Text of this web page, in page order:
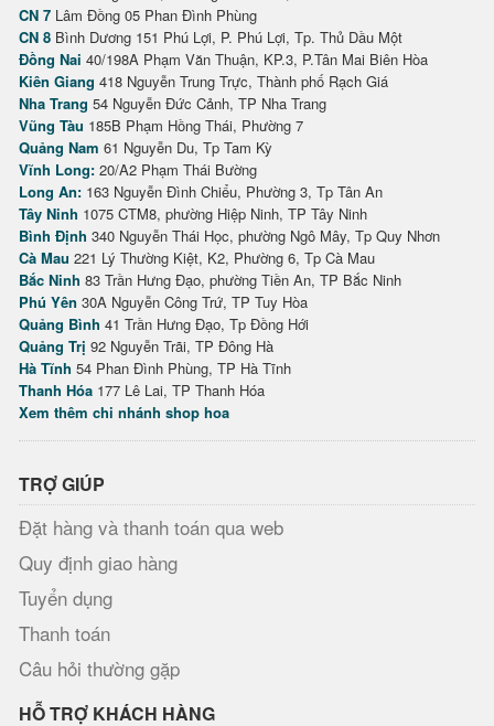
CN 7 Lâm Đồng 05 Phan Đình Phùng
CN 8 Bình Dương 151 Phú Lợi, P. Phú Lợi, Tp. Thủ Dầu Một
Đồng Nai 40/198A Phạm Văn Thuận, KP.3, P.Tân Mai Biên Hòa
Kiên Giang 418 Nguyễn Trung Trực, Thành phố Rạch Giá
Nha Trang 54 Nguyễn Đức Cảnh, TP Nha Trang
Vũng Tàu 185B Phạm Hồng Thái, Phường 7
Quảng Nam 61 Nguyễn Du, Tp Tam Kỳ
Vĩnh Long: 20/A2 Phạm Thái Bường
Long An: 163 Nguyễn Đình Chiểu, Phường 3, Tp Tân An
Tây Ninh 1075 CTM8, phường Hiệp Ninh, TP Tây Ninh
Bình Định 340 Nguyễn Thái Học, phường Ngô Mây, Tp Quy Nhơn
Cà Mau 221 Lý Thường Kiệt, K2, Phường 6, Tp Cà Mau
Bắc Ninh 83 Trần Hưng Đạo, phường Tiền An, TP Bắc Ninh
Phú Yên 30A Nguyễn Công Trứ, TP Tuy Hòa
Quảng Bình 41 Trần Hưng Đạo, Tp Đồng Hới
Quảng Trị 92 Nguyễn Trãi, TP Đông Hà
Hà Tĩnh 54 Phan Đình Phùng, TP Hà Tĩnh
Thanh Hóa 177 Lê Lai, TP Thanh Hóa
Xem thêm chi nhánh shop hoa
TRỢ GIÚP
Đặt hàng và thanh toán qua web
Quy định giao hàng
Tuyển dụng
Thanh toán
Câu hỏi thường gặp
HỖ TRỢ KHÁCH HÀNG